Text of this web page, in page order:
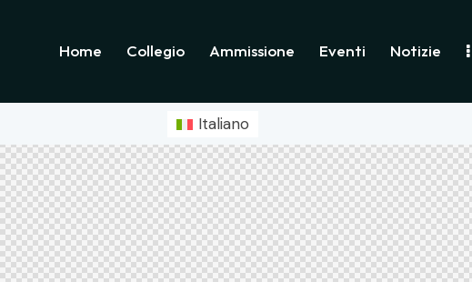
Home Collegio Ammissione Eventi Notizie
Italiano